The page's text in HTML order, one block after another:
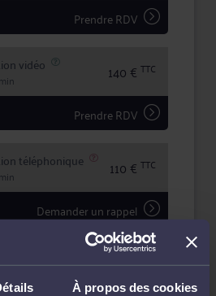
À propos des cookies
Prendre RDV
vidéo 140 € TTC
Prendre RDV
téléphonique 110 € TTC
Demander un rappel
40 €